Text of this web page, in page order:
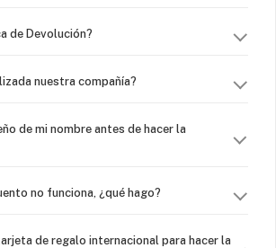
de Devolución?
nuestra compañía?
de mi nombre antes de hacer la
no funciona, ¿qué hago?
de regalo internacional para hacer la